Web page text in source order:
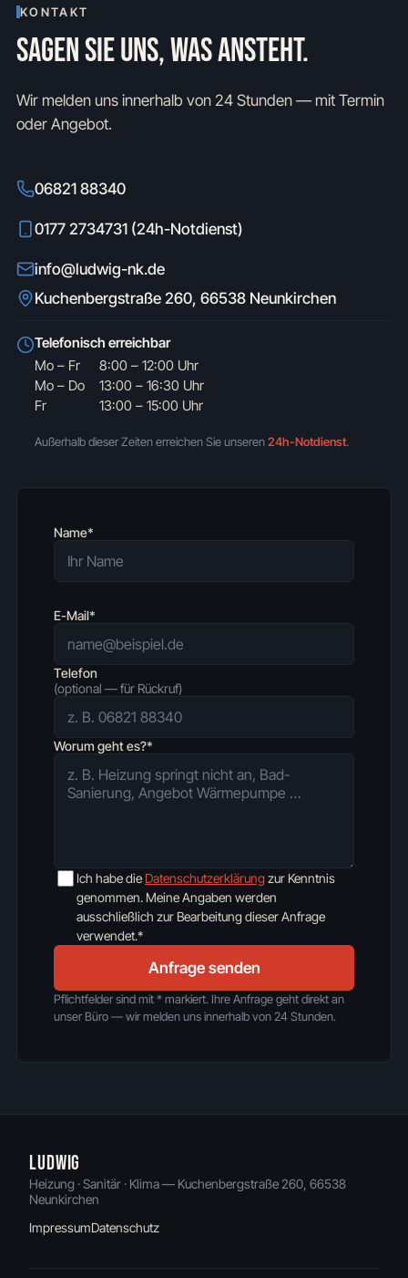
KONTAKT
SAGEN SIE UNS, WAS ANSTEHT.
Wir melden uns innerhalb von 24 Stunden — mit Termin
oder Angebot.
06821 88340
0177 2734731 (24h-Notdienst)
info@ludwig-nk.de
Kuchenbergstraße 260, 66538 Neunkirchen
Telefonisch erreichbar
Mo – Fr
8:00 – 12:00 Uhr
Mo – Do
13:00 – 16:30 Uhr
Fr
13:00 – 15:00 Uhr
Außerhalb dieser Zeiten erreichen Sie unseren24h-Notdienst.
Name*
E-Mail*
Telefon
(optional — für Rückruf)
Worum geht es?*
Ich habe die Datenschutzerklärungzur Kenntnis
genommen. Meine Angaben werden
ausschließlich zur Bearbeitung dieser Anfrage
verwendet.*
Anfrage senden
Pflichtfelder sind mit * markiert. Ihre Anfrage geht direkt an
unser Büro — wir melden uns innerhalb von 24 Stunden.
LUDWIG
Heizung · Sanitär · Klima — Kuchenbergstraße 260, 66538
Neunkirchen
ImpressumDatenschutz